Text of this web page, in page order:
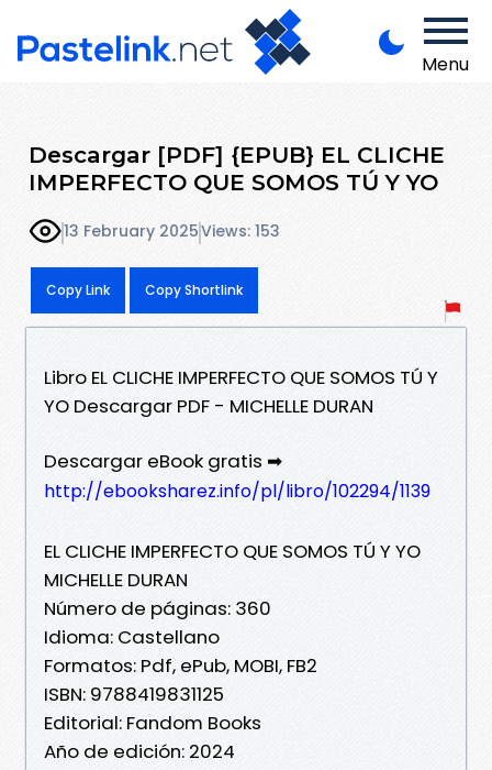
Menu
Descargar [PDF] {EPUB} EL CLICHE
IMPERFECTO QUE SOMOS TÚ Y YO
13 February 2025Views: 153
Copy Link Copy Shortlink
Libro EL CLICHE IMPERFECTO QUE SOMOS TÚ Y
YO Descargar PDF - MICHELLE DURAN
Descargar eBook gratis ➡
http://ebooksharez.info/pl/libro/102294/1139
EL CLICHE IMPERFECTO QUE SOMOS TÚ Y YO
MICHELLE DURAN
Número de páginas: 360
Idioma: Castellano
Formatos: Pdf, ePub, MOBI, FB2
ISBN: 9788419831125
Editorial: Fandom Books
Año de edición: 2024